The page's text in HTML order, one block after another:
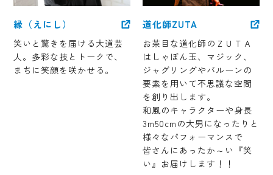
縁（えにし）
笑いと驚きを届ける大道芸
人。多彩な技とトークで、
まちに笑顔を咲かせる。
道化師ZUTA
お茶目な道化師のＺＵＴＡ
はしゃぼん玉、マジック、
ジャグリングやバルーンの
要素を用いて不思議な空間
を創り出します。
和風のキャラクターや身長
3m50cmの大男になったりと
様々なパフォーマンスで
皆さんにあったか～い『笑
い』お届けします！！